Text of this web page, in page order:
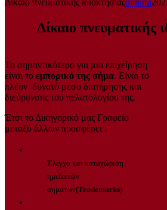
Δίκαιο πνευματικής ιδιοκτησίαςdimitra
Δίκαιο πνευματικής
Το σημαντικότερο για μια επιχείρηση
είναι το εμπορικό της σήμα. Είναι το
πλέον δυνατό μέσο διατήρησης και
διεύρυνσης του πελατολογίου της.
Έτσι το Δικηγορικό μας Γραφείο
μεταξύ άλλων προσφέρει :
Έλεγχο και καταχώριση
ημεδαπών
σημάτων(Trademarks)